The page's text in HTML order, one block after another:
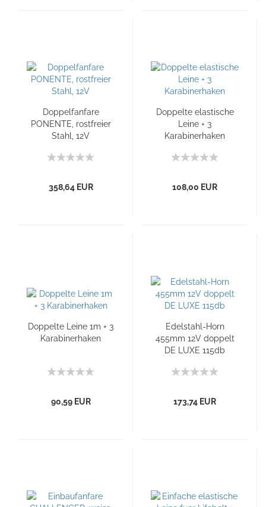
Doppelfanfare
PONENTE, rostfreier
Stahl, 12V
358,64 EUR
Doppelte elastische
Leine + 3
Karabinerhaken
108,00 EUR
Doppelte Leine 1m + 3
Karabinerhaken
90,59 EUR
Edelstahl-Horn
455mm 12V doppelt
DE LUXE 115db
173,74 EUR